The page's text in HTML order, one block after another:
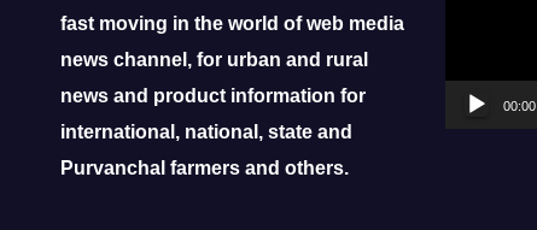
fast moving in the world of web media
news channel, for urban and rural
news and product information for
international, national, state and
Purvanchal farmers and others.
00:00